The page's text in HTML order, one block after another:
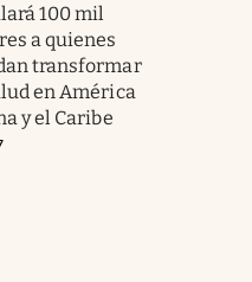
100 mil
a quienes
transformar
en América
y el Caribe